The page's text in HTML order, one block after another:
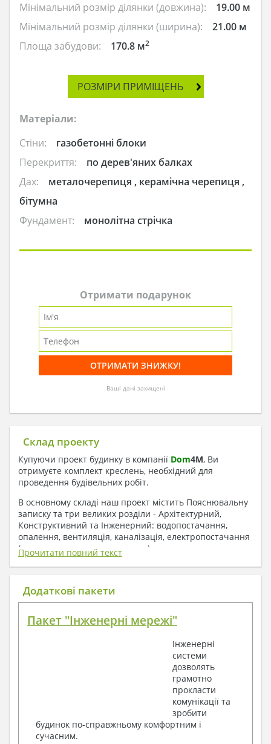
Мінімальний розмір ділянки (довжина):
19.00 м
Мінімальний розмір ділянки (ширина):
21.00 м
Площа забудови:
170.8 м2
РОЗМІРИ ПРИМІЩЕНЬ
Матеріали:
Стіни:
газобетонні блоки
Перекриття:
по дерев'яних балках
Дах:
металочерепиця , керамічна черепиця ,
бітумна
Фундамент:
монолітна стрічка
Отримати подарунок
Ваші дані захищені
Склад проекту
Купуючи проект будинку в компанії Dom4M, Ви
отримуєте комплект креслень, необхідний для
проведення будівельних робіт.
В основному складі наш проект містить Пояснювальну
записку та три великих розділи - Архітектурний,
Конструктивний та Інженерний: водопостачання,
опалення, вентиляція, каналізація, електропостачання
( купується за додаткову плату ).
1. До складу Архітектурного розділу
входять:
План покрівлі
Фасади з даними зовнішніх оздоблень
Елементи прорізів – специфікація
Дані перемичок – перетин та специфікація
Обсяги основних будівельних матеріалів
Архітектурні вузли в конструкціях
2. До складу Конструктивного розділу
входять:
Прочитати повний текст
Додаткові пакети
Пакет "Інженерні мережі"
Інженерні
системи
дозволять
грамотно
прокласти
комунікації та
зробити
будинок по-справжньому комфортним і
сучасним.